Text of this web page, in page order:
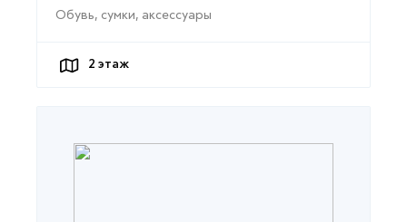
Обувь, сумки, аксессуары
2 этаж